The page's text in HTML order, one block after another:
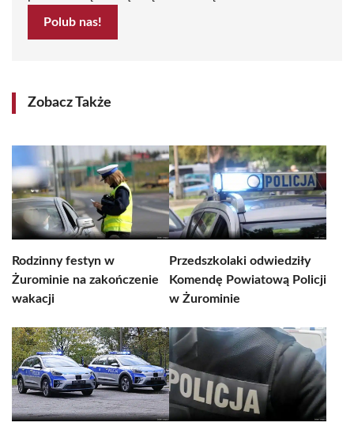
Polub nas!
Zobacz Także
Rodzinny festyn w
Żurominie na zakończenie
wakacji
Przedszkolaki odwiedziły
Komendę Powiatową Policji
w Żurominie